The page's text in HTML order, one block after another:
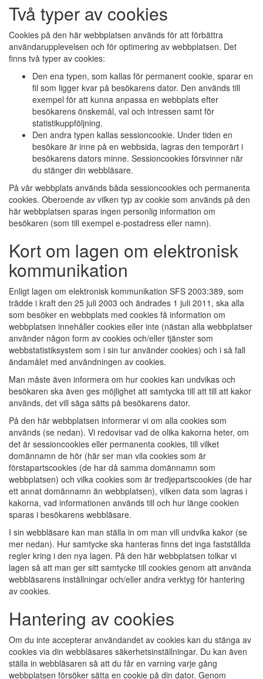
Två typer av cookies
Cookies på den här webbplatsen används för att förbättra
användarupplevelsen och för optimering av webbplatsen. Det
finns två typer av cookies:
Den ena typen, som kallas för permanent cookie, sparar en
fil som ligger kvar på besökarens dator. Den används till
exempel för att kunna anpassa en webbplats efter
besökarens önskemål, val och intressen samt för
statistikuppföljning.
Den andra typen kallas sessioncookie. Under tiden en
besökare är inne på en webbsida, lagras den temporärt i
besökarens dators minne. Sessioncookies försvinner när
du stänger din webbläsare.
På vår webbplats används båda sessioncookies och permanenta
cookies. Oberoende av vilken typ av cookie som används på den
här webbplatsen sparas ingen personlig information om
besökaren (som till exempel e-postadress eller namn).
Kort om lagen om elektronisk
kommunikation
Enligt lagen om elektronisk kommunikation SFS 2003:389, som
trädde i kraft den 25 juli 2003 och ändrades 1 juli 2011, ska alla
som besöker en webbplats med cookies få information om
webbplatsen innehåller cookies eller inte (nästan alla webbplatser
använder någon form av cookies och/eller tjänster som
webbstatistiksystem som i sin tur använder cookies) och i så fall
ändamålet med användningen av cookies.
Man måste även informera om hur cookies kan undvikas och
besökaren ska även ges möjlighet att samtycka till att till att kakor
används, det vill säga sätts på besökarens dator.
På den här webbplatsen informerar vi om alla cookies som
används (se nedan). Vi redovisar vad de olika kakorna heter, om
det är sessioncookies eller permanenta cookies, till vilket
domännamn de hör (här ser man vila cookies som är
förstapartscookies (de har då samma domännamn som
webbplatsen) och vilka cookies som är tredjepartscookies (de har
ett annat domännamn än webbplatsen), vilken data som lagras i
kakorna, vad informationen används till och hur länge cookien
sparas i besökarens webbläsare.
I sin webbläsare kan man ställa in om man vill undvika kakor (se
mer nedan). Hur samtycke ska hanteras finns det inga fastställda
regler kring i den nya lagen. På den här webbplatsen tolkar vi
lagen så att man ger sitt samtycke till cookies genom att använda
webbläsarens inställningar och/eller andra verktyg för hantering
av cookies.
Hantering av cookies
Om du inte accepterar användandet av cookies kan du stänga av
cookies via din webbläsares säkerhetsinställningar. Du kan även
ställa in webbläsaren så att du får en varning varje gång
webbplatsen försöker sätta en cookie på din dator. Genom